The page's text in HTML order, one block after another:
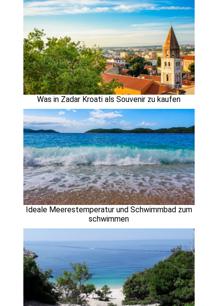
Was in Zadar Kroati als Souvenir zu kaufen
Ideale Meerestemperatur und Schwimmbad zum
schwimmen